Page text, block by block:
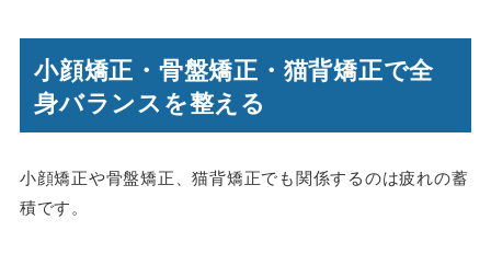
小顔矯正・骨盤矯正・猫背矯正で全
身バランスを整える
小顔矯正や骨盤矯正、猫背矯正でも関係するのは疲れの蓄
積です。